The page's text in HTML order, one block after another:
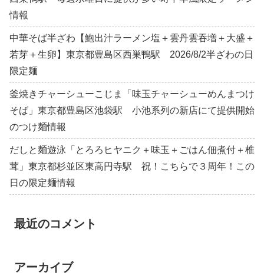
情報
中華そば半ざわ【鮑出汁ラーメン塩＋雲丹雲吞増＋大盛＋
若芽＋生卵】東京都豊島区西巣鴨駅 2026/8/2半ざわの日
限定麺
釜焼きチャーシューこじま「味玉チャーシューめんまつけ
そば」東京都豊島区池袋駅 小池系列の新店にて提供開始
のつけ麺情報
だしと麺遊泳「とろろヒヤニク＋味玉＋ごはん佃煮付＋椎
茸」東京都杉並区東高円寺駅 祝！こちらで３周年！この
日の限定麺情報
最近のコメント
アーカイブ